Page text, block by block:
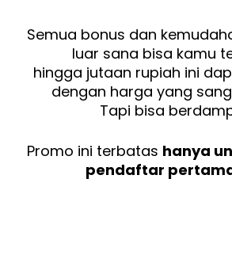
Semua bonus dan
luar sana bisa kamu
hingga jutaan rupiah ini
dengan harga yang
Tapi bisa
Promo ini terbatas hanya
pendaftar